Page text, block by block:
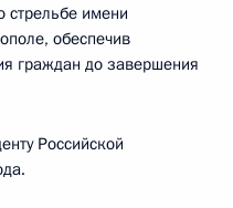
стрельбе имени
обеспечив
граждан до завершения
Российской